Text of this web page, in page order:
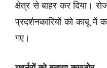
क्षेत्र से बाहर कर दिया।
प्रदर्शनकारियों को काबू
गए।